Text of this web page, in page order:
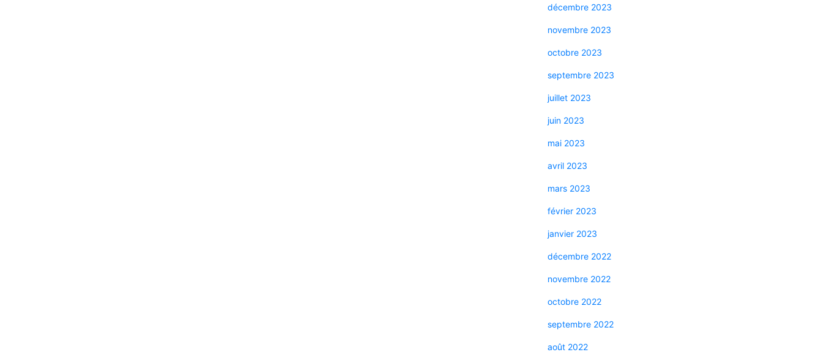
décembre 2023
novembre 2023
octobre 2023
septembre 2023
juillet 2023
juin 2023
mai 2023
avril 2023
mars 2023
février 2023
janvier 2023
décembre 2022
novembre 2022
octobre 2022
septembre 2022
août 2022